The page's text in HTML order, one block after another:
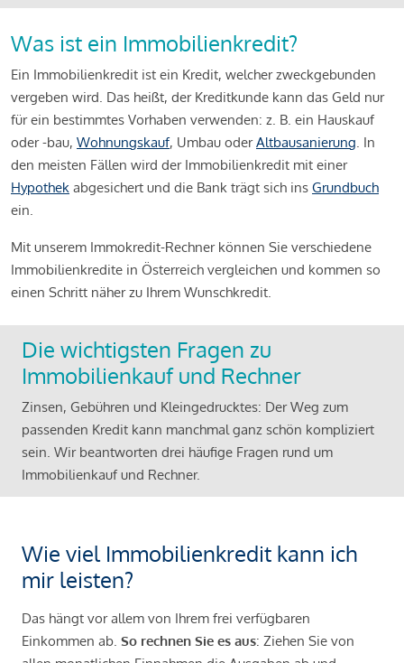
Was ist ein Immobilienkredit?
Ein Immobilienkredit ist ein Kredit, welcher zweckgebunden
vergeben wird. Das heißt, der Kreditkunde kann das Geld nur
für ein bestimmtes Vorhaben verwenden: z. B. ein Hauskauf
oder -bau, Wohnungskauf, Umbau oderAltbausanierung. In
den meisten Fällen wird der Immobilienkredit mit einer
Hypothek abgesichert und die Bank trägt sich ins Grundbuch
ein.
Mit unserem Immokredit-Rechner können Sie verschiedene
Immobilienkredite in Österreich vergleichen und kommen so
einen Schritt näher zu Ihrem Wunschkredit.
Die wichtigsten Fragen zu
Immobilienkauf und Rechner
Zinsen, Gebühren und Kleingedrucktes: Der Weg zum
passenden Kredit kann manchmal ganz schön kompliziert
sein. Wir beantworten drei häufige Fragen rund um
Immobilienkauf und Rechner.
Wie viel Immobilienkredit kann ich
mir leisten?
Das hängt vor allem von Ihrem frei verfügbaren
Einkommen ab. So rechnen Sie es aus: Ziehen Sie von